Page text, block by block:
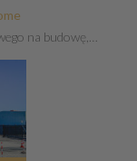
na budowę,…